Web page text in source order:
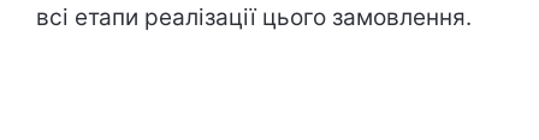
всі етапи реалізації цього замовлення.